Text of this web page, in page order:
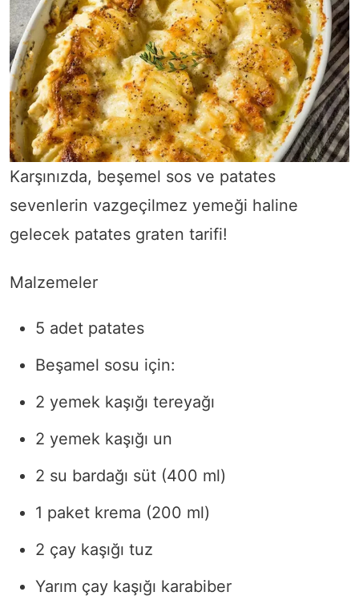
Karşınızda, beşemel sos ve patates
sevenlerin vazgeçilmez yemeği haline
gelecek patates graten tarifi!
Malzemeler
5 adet patates
Beşamel sosu için:
2 yemek kaşığı tereyağı
2 yemek kaşığı un
2 su bardağı süt (400 ml)
1 paket krema (200 ml)
2 çay kaşığı tuz
Yarım çay kaşığı karabiber